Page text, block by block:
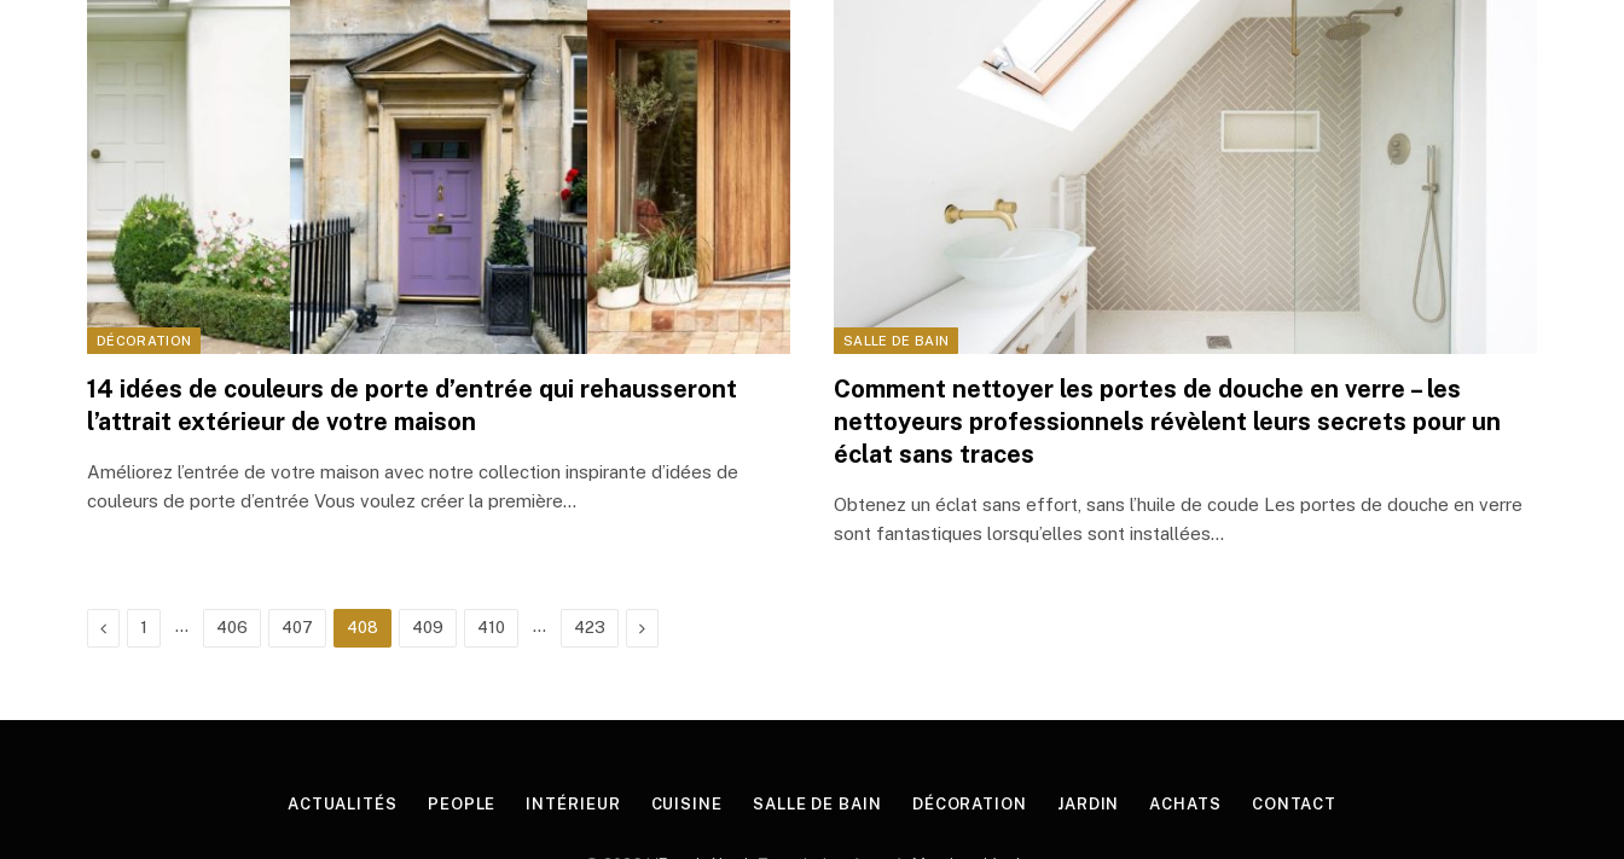
DÉCORATION
14 idées de couleurs de porte d’entrée qui rehausseront
l’attrait extérieur de votre maison
Améliorez l’entrée de votre maison avec notre collection inspirante d’idées de
couleurs de porte d’entrée Vous voulez créer la première…
SALLE DE BAIN
Comment nettoyer les portes de douche en verre – les
nettoyeurs professionnels révèlent leurs secrets pour un
éclat sans traces
Obtenez un éclat sans effort, sans l’huile de coude Les portes de douche en verre
sont fantastiques lorsqu’elles sont installées…
Previous
1 … 406 407 408 409 410 … 423 Next
ACTUALITÉS PEOPLE INTÉRIEUR CUISINE SALLE DE BAIN DÉCORATION JARDIN ACHATS CONTACT